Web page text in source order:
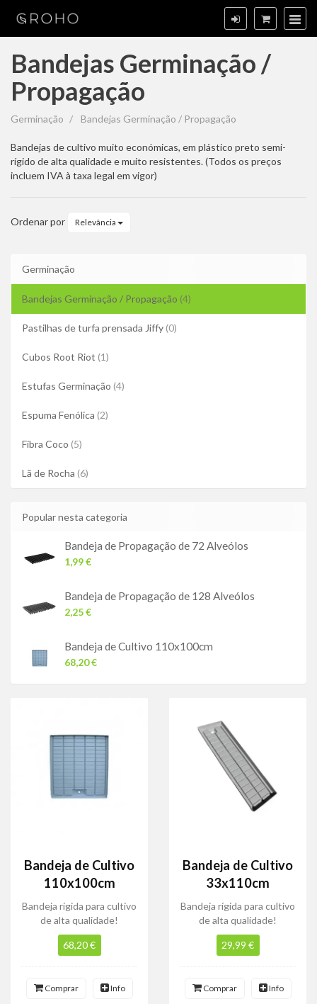
Bandejas Germinação /
Propagação
Bandejas
Germinação
/
Germinação Bandejas Germinação / Propagação
Bandejas de cultivo muito económicas, em plástico preto semi-
rígido de alta qualidade e muito resistentes. (Todos os preços
incluem IVA à taxa legal em vigor)
Ordenar por Relevância
Germinação
Bandejas Germinação / Propagação (4)
Pastilhas de turfa prensada Jiffy (0)
Cubos Root Riot (1)
Estufas Germinação (4)
Espuma Fenólica (2)
Fibra Coco (5)
Lã de Rocha (6)
Popular nesta categoria
Bandeja de Propagação de 72 Alveólos
1,99 €
Bandeja de Propagação de 128 Alveólos
2,25 €
Bandeja de Cultivo 110x100cm
68,20 €
Bandeja de Cultivo
110x100cm
Bandeja rígida para cultivo
de alta qualidade!
68,20 €
Comprar Info
Bandeja de Cultivo
33x110cm
Bandeja rígida para cultivo
de alta qualidade!
29,99 €
Comprar Info